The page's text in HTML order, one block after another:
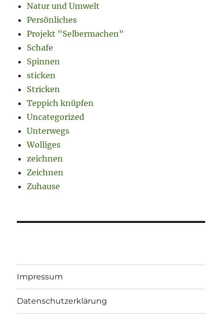
Natur und Umwelt
Persönliches
Projekt "Selbermachen"
Schafe
Spinnen
sticken
Stricken
Teppich knüpfen
Uncategorized
Unterwegs
Wolliges
zeichnen
Zeichnen
Zuhause
Impressum
Datenschutzerklärung